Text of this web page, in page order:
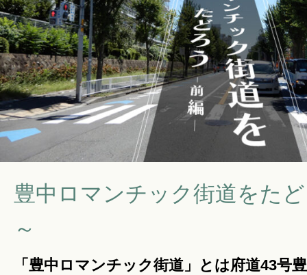
北摂のイベント
暮らしのこと
暮らしのキホン
暮らしのデザイン
豊中ロマンチック街道をた
～
「豊中ロマンチック街道」とは府道43号